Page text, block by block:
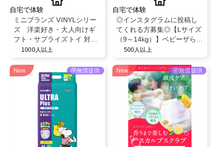
自宅で体験
ミニブランズ VINYLシリー
ズ 洋楽好き・大人向けギ
フト・サプライズトイ 対象
年齢６歳以上
1000人以上
自宅で体験
◎インスタグラムに投稿し
てくれる方募集◎【Lサイズ
（9～14kg）】ベビーザらス
限定！ベビー紙おむつパン
ベビー育児用品◎
500人以上
New 無償提供 New 無償提供